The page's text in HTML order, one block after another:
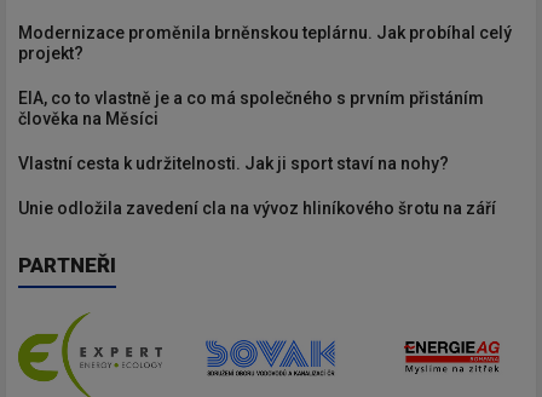
Modernizace proměnila brněnskou teplárnu. Jak probíhal celý
projekt?
EIA, co to vlastně je a co má společného s prvním přistáním
člověka na Měsíci
Vlastní cesta k udržitelnosti. Jak ji sport staví na nohy?
Unie odložila zavedení cla na vývoz hliníkového šrotu na září
PARTNEŘI